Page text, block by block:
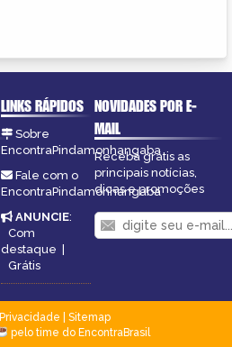
LINKS RÁPIDOS
Sobre
EncontraPindamonhangaba
Fale com o
EncontraPindamonhangaba
ANUNCIE:
Com
destaque |
Grátis
NOVIDADES POR E-
MAIL
Receba grátis as
principais notícias,
dicas e promoções
Privacidade
Sitemap
pelo time do EncontraBrasil